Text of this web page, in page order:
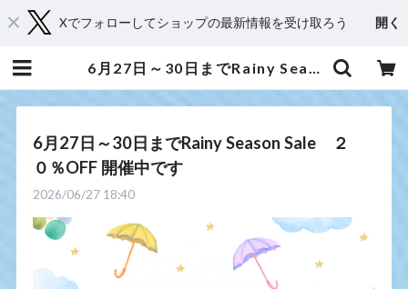
Xでフォローしてショップの最新情報を受け取ろう 開く
6月27日～30日までRainy Season Sale ２０％OFF 開催中です | 京都からメディカルアロマとハーブであなたに癒しと笑顔をお届け・Shop 桂（kei）
6月27日～30日までRainy Season Sale ２
０％OFF 開催中です
2026/06/27 18:40